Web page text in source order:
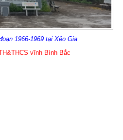
1966-1969 tại Xẻo Gia
vĩnh Bình Bắc